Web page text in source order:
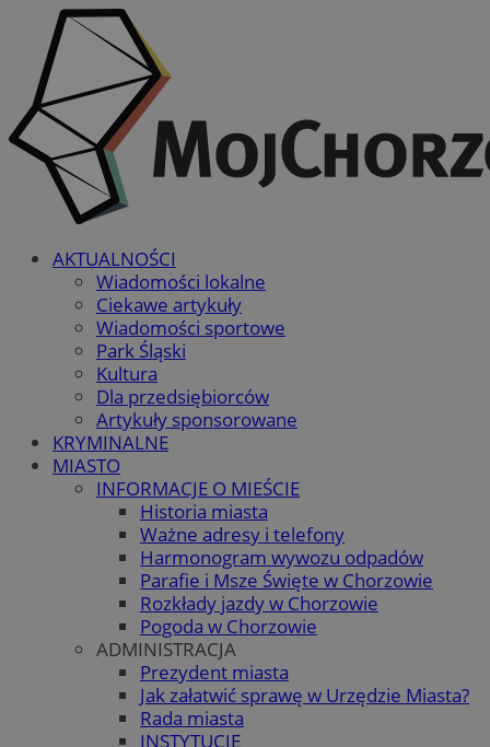
AKTUALNOŚCI
Wiadomości lokalne
Ciekawe artykuły
Wiadomości sportowe
Park Śląski
Kultura
Dla przedsiębiorców
Artykuły sponsorowane
KRYMINALNE
MIASTO
INFORMACJE O MIEŚCIE
Historia miasta
Ważne adresy i telefony
Harmonogram wywozu odpadów
Parafie i Msze Święte w Chorzowie
Rozkłady jazdy w Chorzowie
Pogoda w Chorzowie
ADMINISTRACJA
Prezydent miasta
Jak załatwić sprawę w Urzędzie Miasta?
Rada miasta
INSTYTUCJE